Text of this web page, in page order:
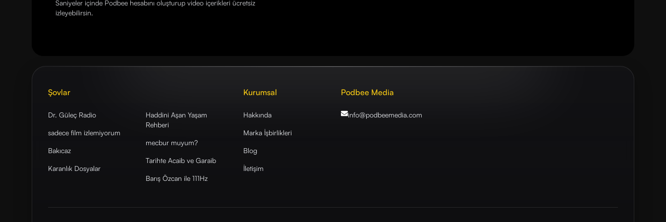
Saniyeler içinde Podbee hesabını oluşturup video içerikleri ücretsiz
izleyebilirsin.
Şovlar
Dr. Güleç Radio
sadece film izlemiyorum
Bakıcaz
Karanlık Dosyalar
Haddini Aşan Yaşam
Rehberi
mecbur muyum?
Tarihte Acaib ve Garaib
Barış Özcan ile 111Hz
Kurumsal
Hakkında
Marka İşbirlikleri
Blog
İletişim
Podbee Media
info@podbeemedia.com